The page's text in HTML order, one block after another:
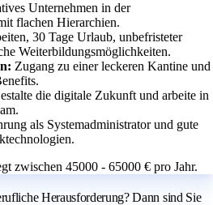
Unternehmen in der
flachen Hierarchien.
30 Tage Urlaub, unbefristeter
Weiterbildungsmöglichkeiten.
Zugang zu einer leckeren Kantine und
die digitale Zukunft und arbeite in
als Systemadministrator und gute
zwischen 45000 - 65000 € pro Jahr.
Herausforderung? Dann sind Sie